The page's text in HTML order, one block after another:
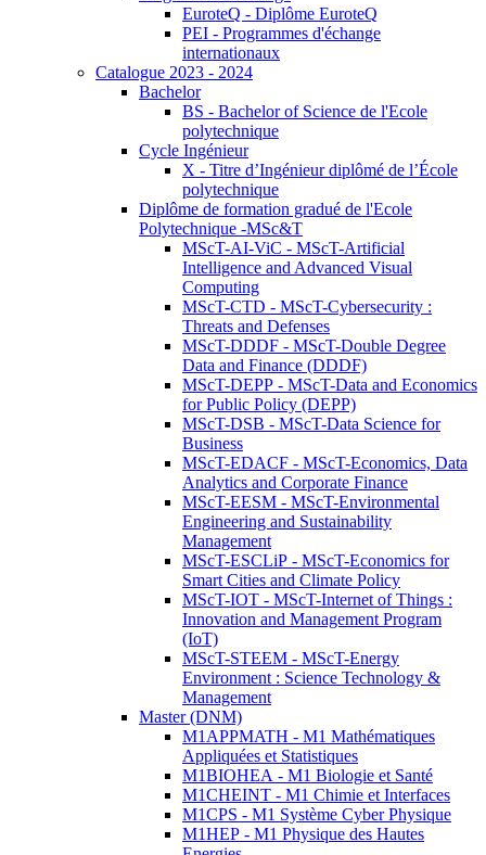
EuroteQ - Diplôme EuroteQ
PEI - Programmes d'échange
internationaux
Catalogue 2023 - 2024
Bachelor
BS - Bachelor of Science de l'Ecole
polytechnique
Cycle Ingénieur
X - Titre d’Ingénieur diplômé de l’École
polytechnique
Diplôme de formation gradué de l'Ecole
Polytechnique -MSc&T
MScT-AI-ViC - MScT-Artificial
Intelligence and Advanced Visual
Computing
MScT-CTD - MScT-Cybersecurity :
Threats and Defenses
MScT-DDDF - MScT-Double Degree
Data and Finance (DDDF)
MScT-DEPP - MScT-Data and Economics
for Public Policy (DEPP)
MScT-DSB - MScT-Data Science for
Business
MScT-EDACF - MScT-Economics, Data
Analytics and Corporate Finance
MScT-EESM - MScT-Environmental
Engineering and Sustainability
Management
MScT-ESCLiP - MScT-Economics for
Smart Cities and Climate Policy
MScT-IOT - MScT-Internet of Things :
Innovation and Management Program
(IoT)
MScT-STEEM - MScT-Energy
Environment : Science Technology &
Management
Master (DNM)
M1APPMATH - M1 Mathématiques
Appliquées et Statistiques
M1BIOHEA - M1 Biologie et Santé
M1CHEINT - M1 Chimie et Interfaces
M1CPS - M1 Système Cyber Physique
M1HEP - M1 Physique des Hautes